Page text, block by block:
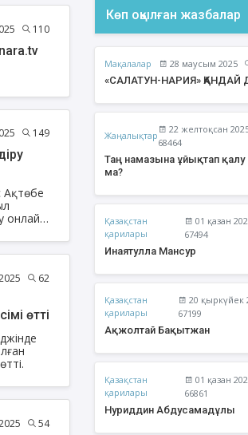
Ақжолтай Бақытжан
110
149
онлайн
62
өтті
54
Көп оқылған жазбалар
Мақалалар 28 маусым 2025
«САЛАТУН-НАРИЯ» ҚАНДАЙ
Жаңалықтар
22 желтоқсан
68464
Таң намазына ұйықтап қалу
ма?
Қазақстан
қарилары
01 қазан
67494
Инаятулла Мансур
Қазақстан
қарилары
20 қыркүйек
67199
Ақжолтай Бақытжан
Қазақстан
қарилары
01 қазан
66861
Нуриддин Абдусамадұлы